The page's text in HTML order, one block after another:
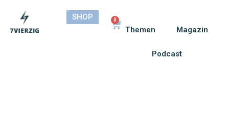
SHOP 0
Themen Magazin
Podcast